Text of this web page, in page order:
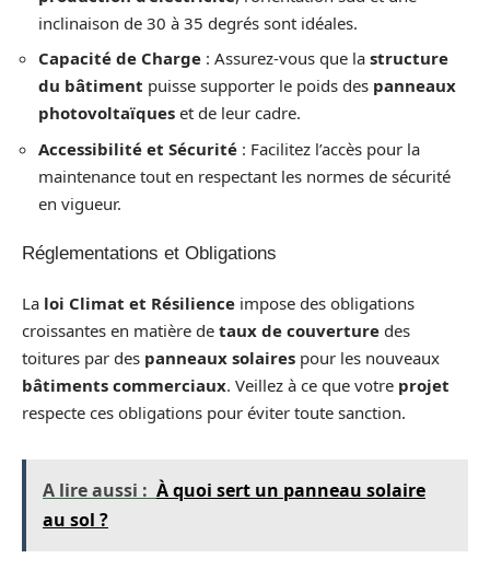
inclinaison de 30 à 35 degrés sont idéales.
Capacité de Charge : Assurez-vous que la structure
du bâtiment puisse supporter le poids des panneaux
photovoltaïques et de leur cadre.
Accessibilité et Sécurité : Facilitez l’accès pour la
maintenance tout en respectant les normes de sécurité
en vigueur.
Réglementations et Obligations
La loi Climat et Résilience impose des obligations
croissantes en matière de taux de couverture des
toitures par des panneaux solaires pour les nouveaux
bâtiments commerciaux. Veillez à ce que votre projet
respecte ces obligations pour éviter toute sanction.
A lire aussi : À quoi sert un panneau solaire
au sol ?